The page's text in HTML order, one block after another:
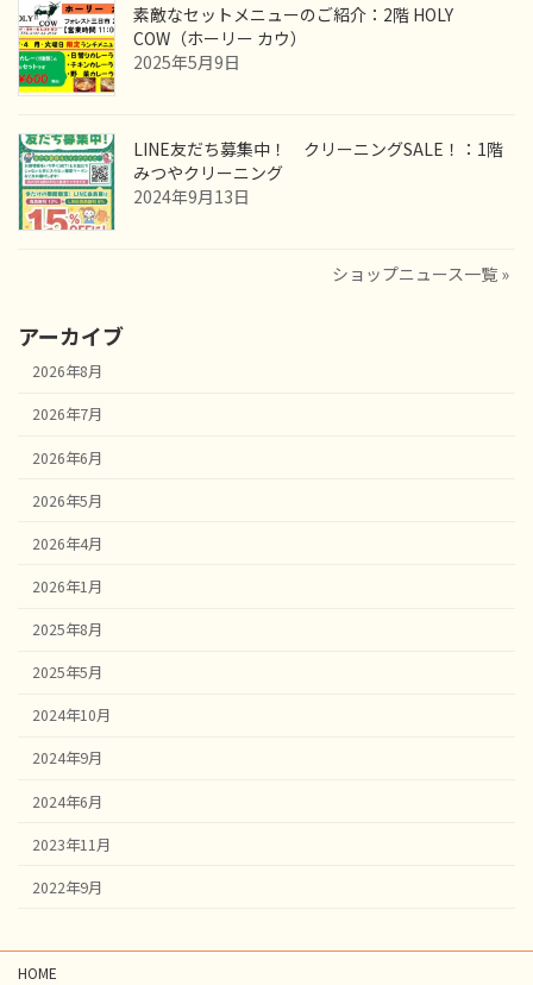
素敵なセットメニューのご紹介：2階 HOLY
COW（ホーリー カウ）
2025年5月9日
LINE友だち募集中！ クリーニングSALE！：1階
みつやクリーニング
2024年9月13日
ショップニュース一覧 »
アーカイブ
2026年8月
2026年7月
2026年6月
2026年5月
2026年4月
2026年1月
2025年8月
2025年5月
2024年10月
2024年9月
2024年6月
2023年11月
2022年9月
HOME